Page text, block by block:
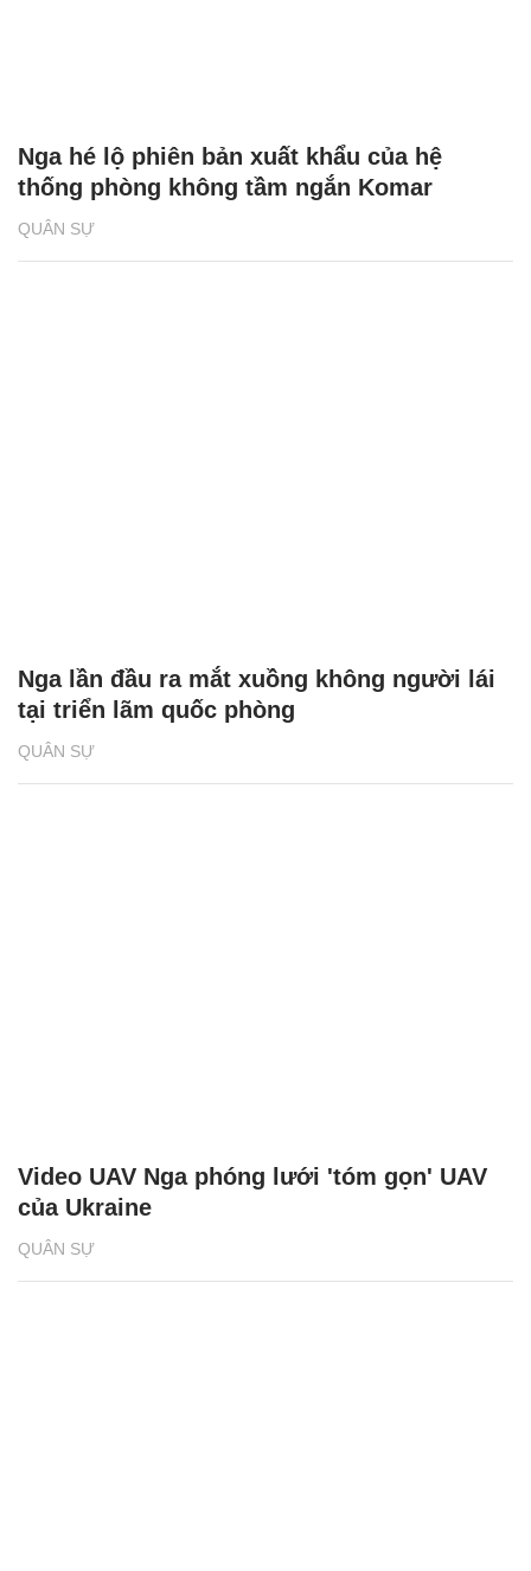
QUÂN SỰ
Nga hé lộ phiên bản xuất khẩu của hệ
thống phòng không tầm ngắn Komar
QUÂN SỰ
Nga lần đầu ra mắt xuồng không người lái
tại triển lãm quốc phòng
QUÂN SỰ
Video UAV Nga phóng lưới 'tóm gọn' UAV
của Ukraine